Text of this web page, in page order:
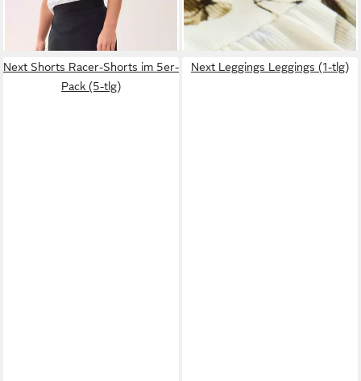
Hosenrock (1-tlg)
ab 7,00 €
Kurzärmeliges geripptes Kleid
ab 11,00 €
Next Shorts Racer-Shorts im 5er-
Pack (5-tlg)
Next Leggings Leggings (1-tlg)